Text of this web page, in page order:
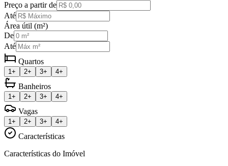
Preço a partir de
Até
Área útil (m²)
De
Até
Quartos
1+ 2+ 3+ 4+
Banheiros
1+ 2+ 3+ 4+
Vagas
1+ 2+ 3+ 4+
Características
Características do Imóvel